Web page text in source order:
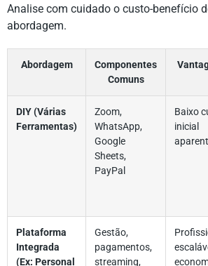
Analise com cuidado o custo-benefício
abordagem.
Abordagem
Componentes
Comuns
DIY (Várias
Ferramentas)
Zoom,
WhatsApp,
Google
Sheets,
PayPal
Baixo
inicial
Plataforma
Integrada
(Ex: Personal
Gestão,
pagamentos,
streaming,